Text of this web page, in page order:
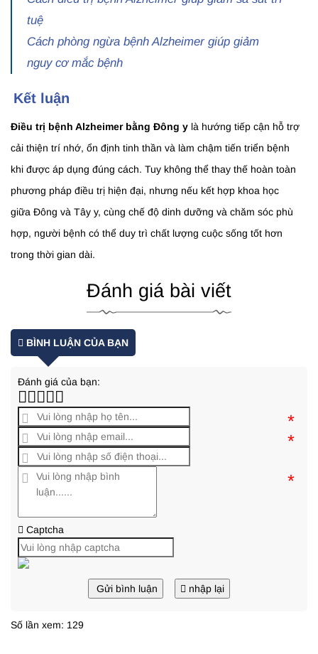
tuệ
Cách phòng ngừa bệnh Alzheimer giúp giảm
nguy cơ mắc bệnh
Kết luận
Điều trị bệnh Alzheimer bằng Đông y là hướng tiếp cận hỗ trợ
cải thiện trí nhớ, ổn định tinh thần và làm chậm tiến triển bệnh
khi được áp dụng đúng cách. Tuy không thể thay thế hoàn toàn
phương pháp điều trị hiện đại, nhưng nếu kết hợp khoa học
giữa Đông và Tây y, cùng chế độ dinh dưỡng và chăm sóc phù
hợp, người bệnh có thể duy trì chất lượng cuộc sống tốt hơn
trong thời gian dài.
Đánh giá bài viết
BÌNH LUẬN CỦA BẠN
Đánh giá của bạn:
*
*
*
Captcha
Gửi bình luận nhập lại
Số lần xem: 129